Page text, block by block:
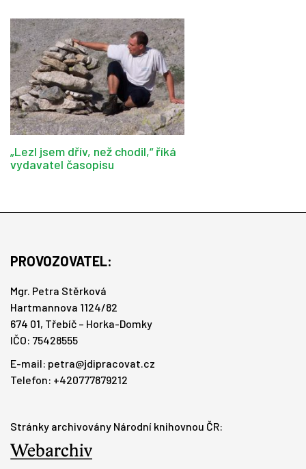
„Lezl jsem dřív, než chodil,“ říká
vydavatel časopisu
PROVOZOVATEL:
Mgr. Petra Stěrková
Hartmannova 1124/82
674 01, Třebíč – Horka-Domky
IČO: 75428555
E-mail: petra@jdipracovat.cz
Telefon: +420777879212
Stránky archivovány Národní knihovnou ČR: